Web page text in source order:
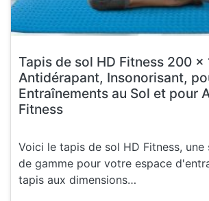
Tapis de sol HD Fitness 200 x
Antidérapant, Insonorisant,
Entraînements au Sol et pour
Fitness
Voici le tapis de sol HD Fitness, une
de gamme pour votre espace
tapis aux dimensions…